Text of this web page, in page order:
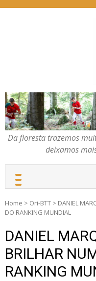
Da floresta trazemos
deixamos
Home > Ori-BTT > DANIEL
DO RANKING MUNDIAL
DANIEL
BRILHAR
RANKING